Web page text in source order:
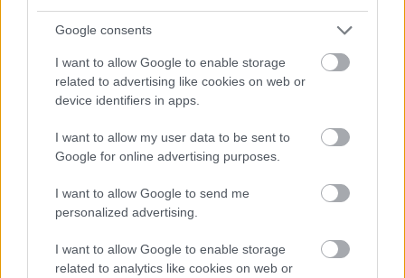
Google consents
I want to allow Google to enable storage
related to advertising like cookies on web or
device identifiers in apps.
I want to allow my user data to be sent to
Google for online advertising purposes.
I want to allow Google to send me
personalized advertising.
I want to allow Google to enable storage
related to analytics like cookies on web or
Épített öröksége megújításával is készül Mohács a
csata ötszázadik évfordulójára
Új kápolna, kiállítótér épült a mohácsi csata emlékhelyén. A
befejezéshez. Új parkolóház létesül, megújul a városháza és a
Széchenyi tér is.
A tengerfenék alatt négy óriáskábellel
kötik össze Spanyolország és
hálózatát